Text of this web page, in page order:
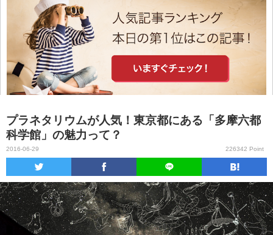
プラネタリウムが人気！東京都にある「多摩六都
科学館」の魅力って？
2016-06-29 226342 Point